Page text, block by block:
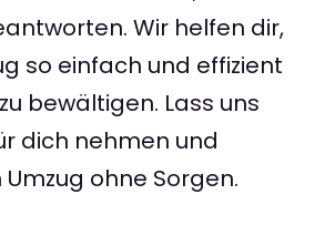
Wir helfen dir,
so einfach und effizient
bewältigen. Lass uns
dich nehmen und
ohne Sorgen.